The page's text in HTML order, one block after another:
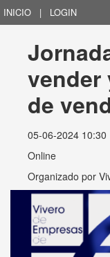
INICIO | LOGIN
vender
de
05-06-2024 10:30
Online
Organizado por